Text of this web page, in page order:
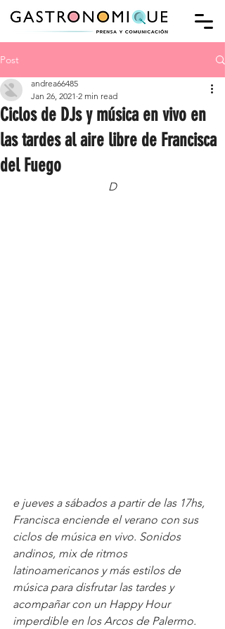
Post
Ciclos de DJs y música en vivo en
las tardes al aire libre de Francisca
del Fuego
andrea66485
Jan 26, 2021 2 min read
D
e jueves a sábados a partir de las 17hs,
Francisca enciende el verano con sus
ciclos de música en vivo. Sonidos
andinos, mix de ritmos
latinoamericanos y más estilos de
música para disfrutar las tardes y
acompañar con un Happy Hour
imperdible en los Arcos de Palermo.